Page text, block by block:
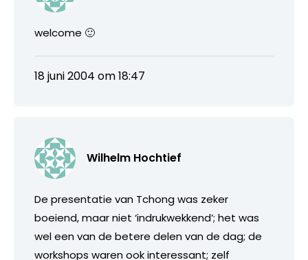
welcome 🙂
18 juni 2004 om 18:47
Wilhelm Hochtief
De presentatie van Tchong was zeker
boeiend, maar niet ‘indrukwekkend’; het was
wel een van de betere delen van de dag; de
workshops waren ook interessant; zelf